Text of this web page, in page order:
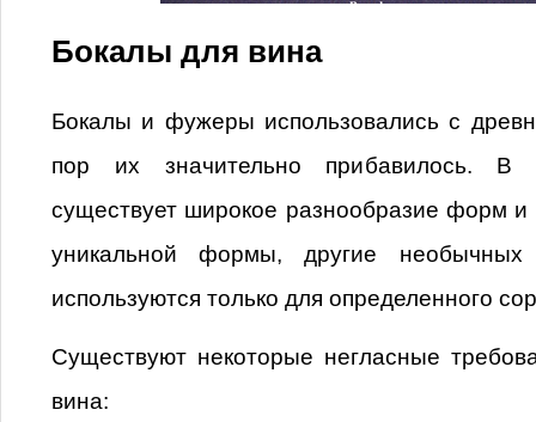
Бокалы для вина
Бокалы и фужеры использовались с
пор их значительно прибавилось. В
существует широкое разнообразие форм и
уникальной формы, другие необычных
используются только для определенного
Существуют некоторые негласные
вина: